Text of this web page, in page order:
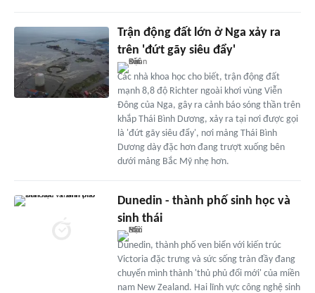
Trận động đất lớn ở Nga xảy ra
trên 'đứt gãy siêu đẩy'
Các nhà khoa học cho biết, trận động đất
mạnh 8,8 độ Richter ngoài khơi vùng Viễn
Đông của Nga, gây ra cảnh báo sóng thần trên
khắp Thái Bình Dương, xảy ra tại nơi được gọi
là 'đứt gãy siêu đẩy', nơi mảng Thái Bình
Dương dày đặc hơn đang trượt xuống bên
dưới mảng Bắc Mỹ nhẹ hơn.
Dunedin - thành phố sinh học và
sinh thái
Dunedin, thành phố ven biển với kiến trúc
Victoria đặc trưng và sức sống tràn đầy đang
chuyển mình thành 'thủ phủ đổi mới' của miền
nam New Zealand. Hai lĩnh vực công nghệ sinh